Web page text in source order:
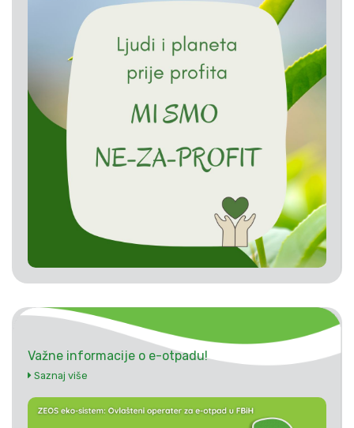
Važne informacije o e-otpadu!
Saznaj više